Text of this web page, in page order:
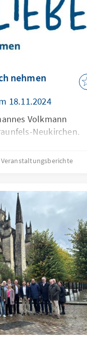
nehmen
18.11.2024
Volkmann
Neukirchen.
Veranstaltungsberichte